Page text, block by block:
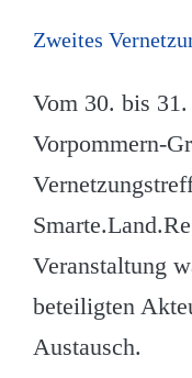
Zweites
Vom 30. bis
Vorpommern-
Veranstaltung
beteiligten
Austausch.